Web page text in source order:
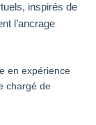
inspirés de
l’ancrage
en expérience
chargé de